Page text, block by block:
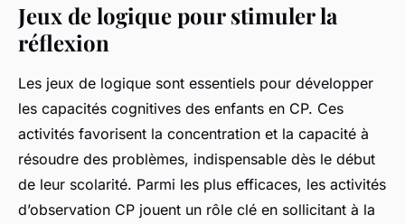
Jeux de logique pour stimuler la
réflexion
Les jeux de logique sont essentiels pour développer
les capacités cognitives des enfants en CP. Ces
activités favorisent la concentration et la capacité à
résoudre des problèmes, indispensable dès le début
de leur scolarité. Parmi les plus efficaces, les activités
d’observation CP jouent un rôle clé en sollicitant à la